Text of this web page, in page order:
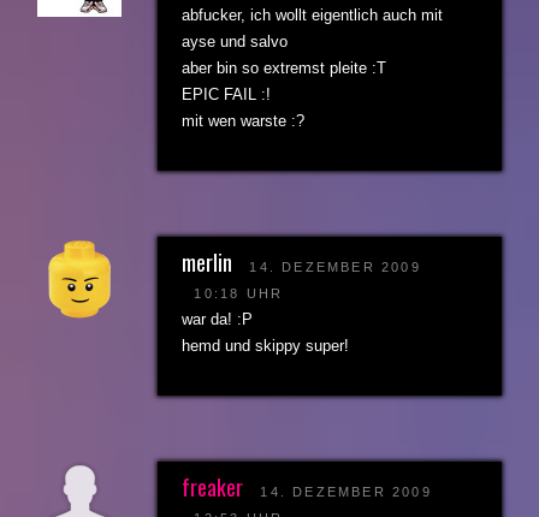
abfucker, ich wollt eigentlich auch mit
ayse und salvo
aber bin so extremst pleite :T
EPIC FAIL :!
mit wen warste :?
merlin
14. DEZEMBER 2009
10:18 UHR
war da! :P
hemd und skippy super!
freaker
14. DEZEMBER 2009